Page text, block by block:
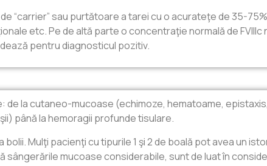
“carrier” sau purtătoare a tarei cu o acurateţe de 35-
etc. Pe de altă parte o concentraţie normală de
pentru diagnosticul pozitiv.
de la cutaneo-mucoase (echimoze, hematoame,
până la hemoragii profunde tisulare.
Mulţi pacienţi cu tipurile 1 şi 2 de boală pot avea un
mucoase considerabile, sunt de luat în